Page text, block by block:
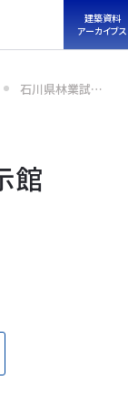
建築資料
アーカイブス
石川県林業試験
場展示館
館